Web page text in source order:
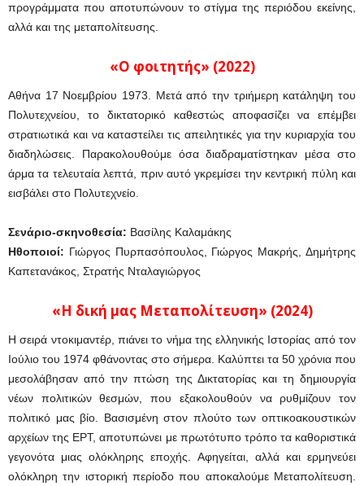
προγράμματα που αποτυπώνουν το στίγμα της περιόδου εκείνης,
αλλά και της μεταπολίτευσης.
«Ο φοιτητής» (2022)
Αθήνα 17 Νοεμβρίου 1973. Μετά από την τριήμερη κατάληψη του
Πολυτεχνείου, το δικτατορικό καθεστώς αποφασίζει να επέμβει
στρατιωτικά και να καταστείλει τις απειλητικές για την κυριαρχία του
διαδηλώσεις. Παρακολουθούμε όσα διαδραματίστηκαν μέσα στο
άρμα τα τελευταία λεπτά, πριν αυτό γκρεμίσει την κεντρική πύλη και
εισβάλει στο Πολυτεχνείο.
Σενάριο-σκηνοθεσία: Βασίλης Καλαμάκης
Ηθοποιοί: Γιώργος Πυρπασόπουλος, Γιώργος Μακρής, Δημήτρης
Καπετανάκος, Στρατής Νταλαγιώργος
«Η δική μας Μεταπολίτευση» (2024)
Η σειρά ντοκιμαντέρ, πιάνει το νήμα της ελληνικής Ιστορίας από τον
Ιούλιο του 1974 φθάνοντας στο σήμερα. Καλύπτει τα 50 χρόνια που
μεσολάβησαν από την πτώση της Δικτατορίας και τη δημιουργία
νέων πολιτικών θεσμών, που εξακολουθούν να ρυθμίζουν τον
πολιτικό μας βίο. Βασισμένη στον πλούτο των οπτικοακουστικών
αρχείων της ΕΡΤ, αποτυπώνει με πρωτότυπο τρόπο τα καθοριστικά
γεγονότα μιας ολόκληρης εποχής. Αφηγείται, αλλά και ερμηνεύει
ολόκληρη την ιστορική περίοδο που αποκαλούμε Μεταπολίτευση.